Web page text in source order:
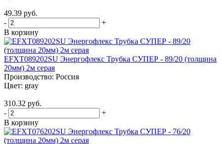
49.39 руб.
-
+
В корзину
EFXT089202SU Энергофлекс Трубка СУПЕР - 89/20 (толщина
20мм) 2м серая
Производство: Россия
Цвет: gray
310.32 руб.
-
+
В корзину